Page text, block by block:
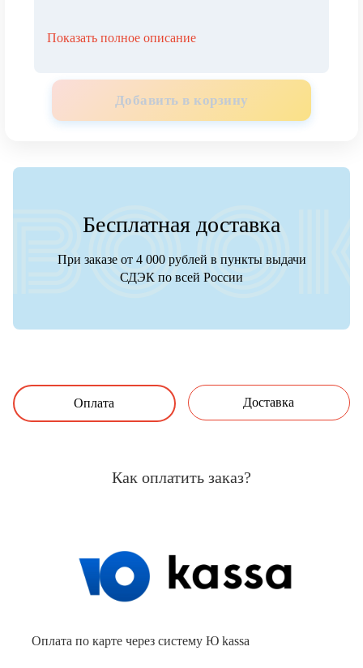
Показать полное описание
Добавить в корзину
Бесплатная доставка
При заказе от 4 000 рублей в пункты выдачи
СДЭК по всей России
Оплата Доставка
Как оплатить заказ?
Оплата по карте через систему Ю kassa